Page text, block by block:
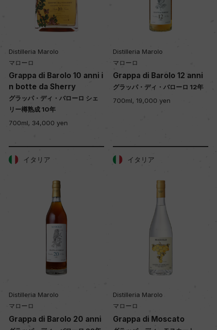
Distilleria Marolo
マローロ
Grappa di Barolo 10 anni i
n botte da Sherry
グラッパ・ディ・バローロ シェ
リー樽熟成 10年
700ml, 34,000 yen
Distilleria Marolo
マローロ
Grappa di Barolo 12 anni
グラッパ・ディ・バローロ 12年
700ml, 19,000 yen
イタリア
Distilleria Marolo
マローロ
Grappa di Barolo 20 anni
イタリア
Distilleria Marolo
マローロ
Grappa di Moscato